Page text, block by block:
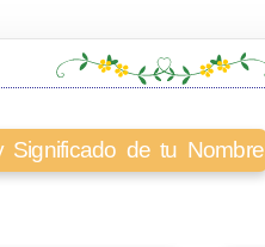
Significado de tu Nombre